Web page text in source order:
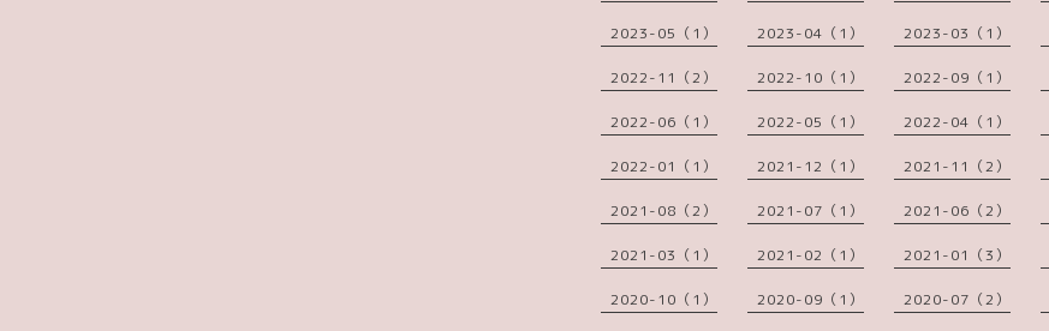
2023-05（1） 2023-04（1） 2023-03（1）
2022-11（2） 2022-10（1） 2022-09（1）
2022-06（1） 2022-05（1） 2022-04（1）
2022-01（1） 2021-12（1） 2021-11（2）
2021-08（2） 2021-07（1） 2021-06（2）
2021-03（1） 2021-02（1） 2021-01（3）
2020-10（1） 2020-09（1） 2020-07（2）